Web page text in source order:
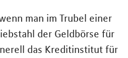
man im Trubel einer
der Geldbörse für
das Kreditinstitut für